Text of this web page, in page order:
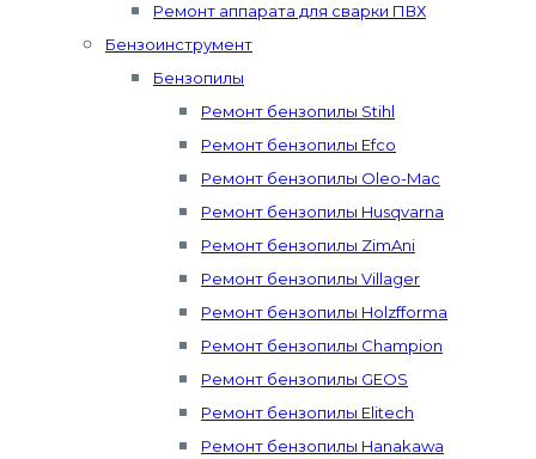
Ремонт аппарата для сварки ПВХ
Бензоинструмент
Бензопилы
Ремонт бензопилы Stihl
Ремонт бензопилы Efco
Ремонт бензопилы Oleo-Mac
Ремонт бензопилы Husqvarna
Ремонт бензопилы ZimAni
Ремонт бензопилы Villager
Ремонт бензопилы Holzfforma
Ремонт бензопилы Champion
Ремонт бензопилы GEOS
Ремонт бензопилы Elitech
Ремонт бензопилы Hanakawa